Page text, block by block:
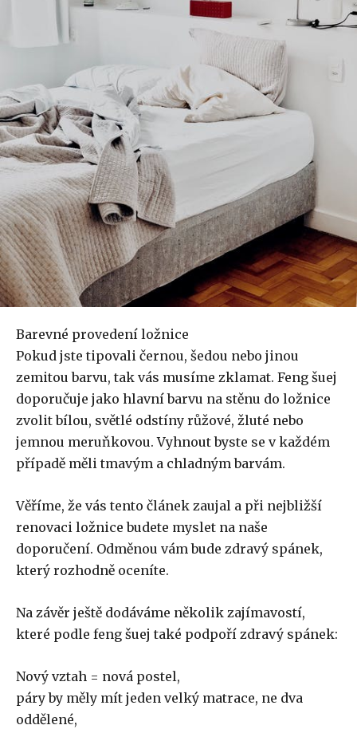
Barevné provedení ložnice
Pokud jste tipovali černou, šedou nebo jinou
zemitou barvu, tak vás musíme zklamat. Feng šuej
doporučuje jako hlavní barvu na stěnu do ložnice
zvolit bílou, světlé odstíny růžové, žluté nebo
jemnou meruňkovou. Vyhnout byste se v každém
případě měli tmavým a chladným barvám.
Věříme, že vás tento článek zaujal a při nejbližší
renovaci ložnice budete myslet na naše
doporučení. Odměnou vám bude zdravý spánek,
který rozhodně oceníte.
Na závěr ještě dodáváme několik zajímavostí,
které podle feng šuej také podpoří zdravý spánek:
Nový vztah = nová postel,
páry by měly mít jeden velký matrace, ne dva
oddělené,